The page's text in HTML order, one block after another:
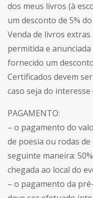
dos meus livros (à
um desconto de 5%
Venda de livros
permitida e
fornecido um
Certificados devem
caso seja do
PAGAMENTO:
– o pagamento do
de poesia ou rodas
seguinte maneira:
chegada ao local do
– o pagamento da